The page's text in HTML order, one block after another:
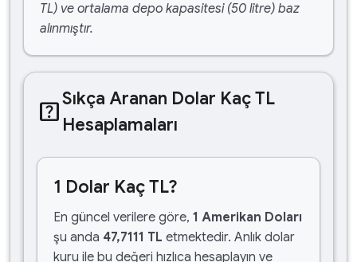
TL) ve ortalama depo kapasitesi (50 litre) baz
alınmıştır.
help_centerSıkça Aranan Dolar Kaç TL
Hesaplamaları
1 Dolar Kaç TL?
En güncel verilere göre, 1 Amerikan Doları
şu anda 47,7111 TL etmektedir. Anlık dolar
kuru ile bu değeri hızlıca hesaplayın ve